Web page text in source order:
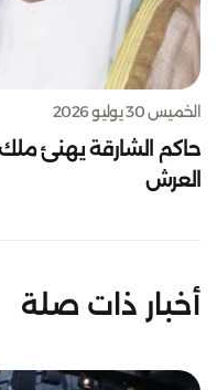
الخميس 30 يوليو 2026
حاكم الشارقة يهنئ
العرش
أخبار ذات صلة